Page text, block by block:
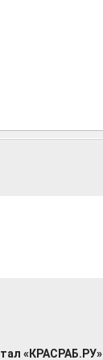
«КРАСРАБ.РУ»